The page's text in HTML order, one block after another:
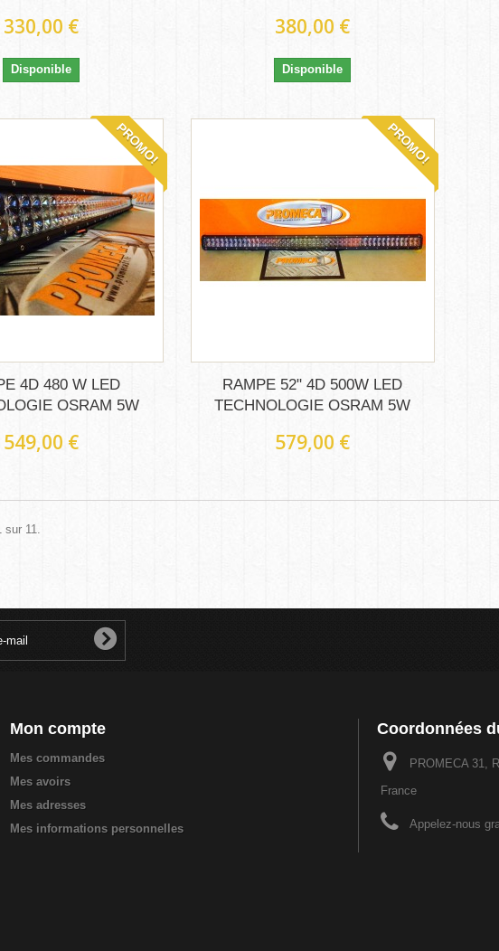
330,00 €
Disponible
380,00 €
Disponible
PROMO!
4D 480 W LED
OSRAM 5W
549,00 €
PROMO!
RAMPE 52" 4D 500W LED
TECHNOLOGIE OSRAM 5W
579,00 €
sur 11.
Mon compte
Mes commandes
Mes avoirs
Mes adresses
Mes informations personnelles
Coordonnées
PROMECA 31,
France
Appelez-nous